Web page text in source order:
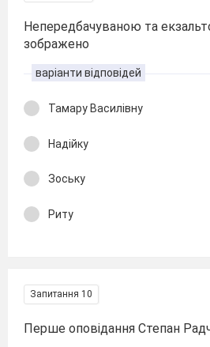
Непередбачуваною та
зображено
варіанти відповідей
Тамару Василівну
Надійку
Зоську
Риту
Запитання 10
Перше оповідання Степан